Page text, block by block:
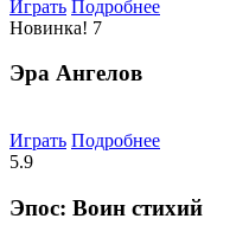
Играть Подробнее
Новинка! 7
Эра Ангелов
Играть Подробнее
5.9
Эпос: Воин стихий